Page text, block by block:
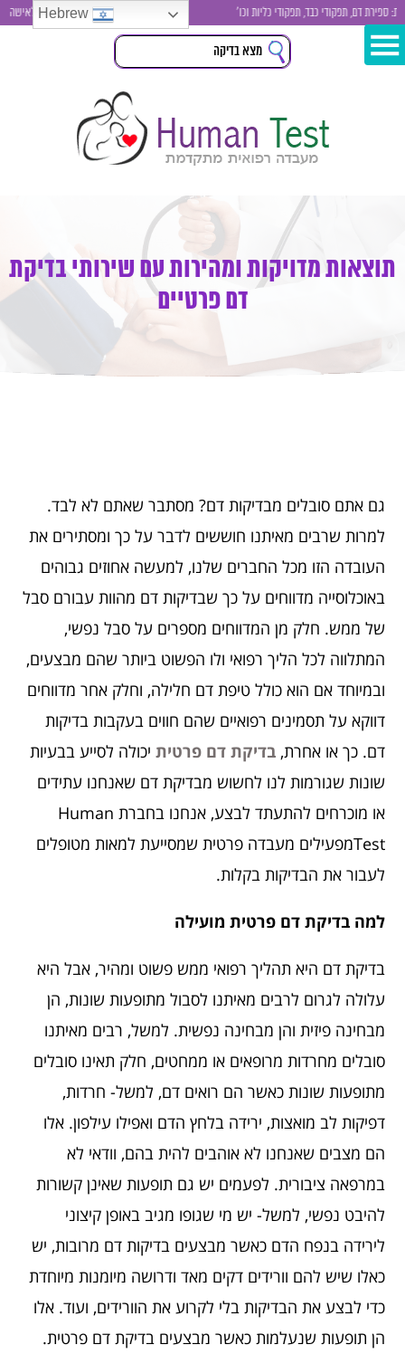
דם, תפקודי כבד, תפקודי כליות וכו' בדיקות סקר לגבר ולאישה ,
תוצאות מדויקות ומהירות עם שירותי בדיקת
דם פרטיים
גם אתם סובלים מבדיקות דם? מסתבר שאתם לא לבד.
למרות שרבים מאיתנו חוששים לדבר על כך ומסתירים את
העובדה הזו מכל החברים שלנו, למעשה אחוזים גבוהים
באוכלוסייה מדווחים על כך שבדיקות דם מהוות עבורם סבל
של ממש. חלק מן המדווחים מספרים על סבל נפשי,
המתלווה לכל הליך רפואי ולו הפשוט ביותר שהם מבצעים,
ובמיוחד אם הוא כולל טיפת דם חלילה, וחלק אחר מדווחים
דווקא על תסמינים רפואיים שהם חווים בעקבות בדיקות
דם. כך או אחרת,בדיקת דם פרטית יכולה לסייע בבעיות
שונות שגורמות לנו לחשוש מבדיקת דם שאנחנו עתידים
או מוכרחים להתעתד לבצע, אנחנו בחברת Human
Testמפעילים מעבדה פרטית שמסייעת למאות מטופלים
לעבור את הבדיקות בקלות.
למה בדיקת דם פרטית מועילה
בדיקת דם היא תהליך רפואי ממש פשוט ומהיר, אבל היא
עלולה לגרום לרבים מאיתנו לסבול מתופעות שונות, הן
מבחינה פיזית והן מבחינה נפשית. למשל, רבים מאיתנו
סובלים מחרדות מרופאים או ממחטים, חלק תאינו סובלים
מתופעות שונות כאשר הם רואים דם, למשל- חרדות,
דפיקות לב מואצות, ירידה בלחץ הדם ואפילו עילפון. אלו
הם מצבים שאנחנו לא אוהבים להית בהם, וודאי לא
במרפאה ציבורית. לפעמים יש גם תופעות שאינן קשורות
להיבט נפשי, למשל- יש מי שגופו מגיב באופן קיצוני
לירידה בנפח הדם כאשר מבצעים בדיקות דם מרובות, יש
כאלו שיש להם וורידים דקים מאד ודרושה מיומנות מיוחדת
כדי לבצע את הבדיקות בלי לקרוע את הוורידים, ועוד. אלו
הן תופעות שנעלמות כאשר מבצעים בדיקת דם פרטית.
Hebrew